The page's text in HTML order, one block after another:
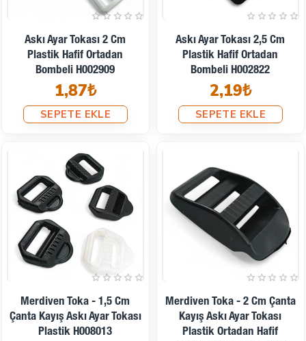
Askı Ayar Tokası 2 Cm
Plastik Hafif Ortadan
Bombeli H002909
1,87₺
SEPETE EKLE
Askı Ayar Tokası 2,5 Cm
Plastik Hafif Ortadan
Bombeli H002822
2,19₺
SEPETE EKLE
Merdiven Toka - 1,5 Cm
Çanta Kayış Askı Ayar Tokası
Plastik H008013
Merdiven Toka - 2 Cm Çanta
Kayış Askı Ayar Tokası
Plastik Ortadan Hafif